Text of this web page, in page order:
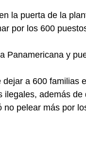
la puerta de la
por los 600
Panamericana y
a 600 familias
además
pelear más por